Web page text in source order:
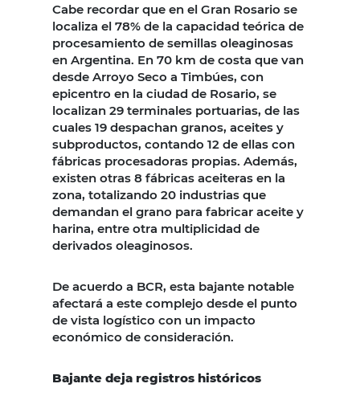
Cabe recordar que en el Gran Rosario se
localiza el 78% de la capacidad teórica de
procesamiento de semillas oleaginosas
en Argentina. En 70 km de costa que van
desde Arroyo Seco a Timbúes, con
epicentro en la ciudad de Rosario, se
localizan 29 terminales portuarias, de las
cuales 19 despachan granos, aceites y
subproductos, contando 12 de ellas con
fábricas procesadoras propias. Además,
existen otras 8 fábricas aceiteras en la
zona, totalizando 20 industrias que
demandan el grano para fabricar aceite y
harina, entre otra multiplicidad de
derivados oleaginosos.
De acuerdo a BCR, esta bajante notable
afectará a este complejo desde el punto
de vista logístico con un impacto
económico de consideración.
Bajante deja registros históricos